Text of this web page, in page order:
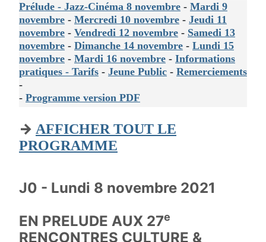
Prélude - Jazz-Cinéma 8 novembre - Mardi 9
novembre - Mercredi 10 novembre - Jeudi 11
novembre - Vendredi 12 novembre - Samedi 13
novembre - Dimanche 14 novembre - Lundi 15
novembre - Mardi 16 novembre - Informations
pratiques - Tarifs - Jeune Public - Remerciements
-
- Programme version PDF
→ AFFICHER TOUT LE
PROGRAMME
J0 - Lundi 8 novembre 2021
EN PRELUDE AUX 27e
RENCONTRES CULTURE &